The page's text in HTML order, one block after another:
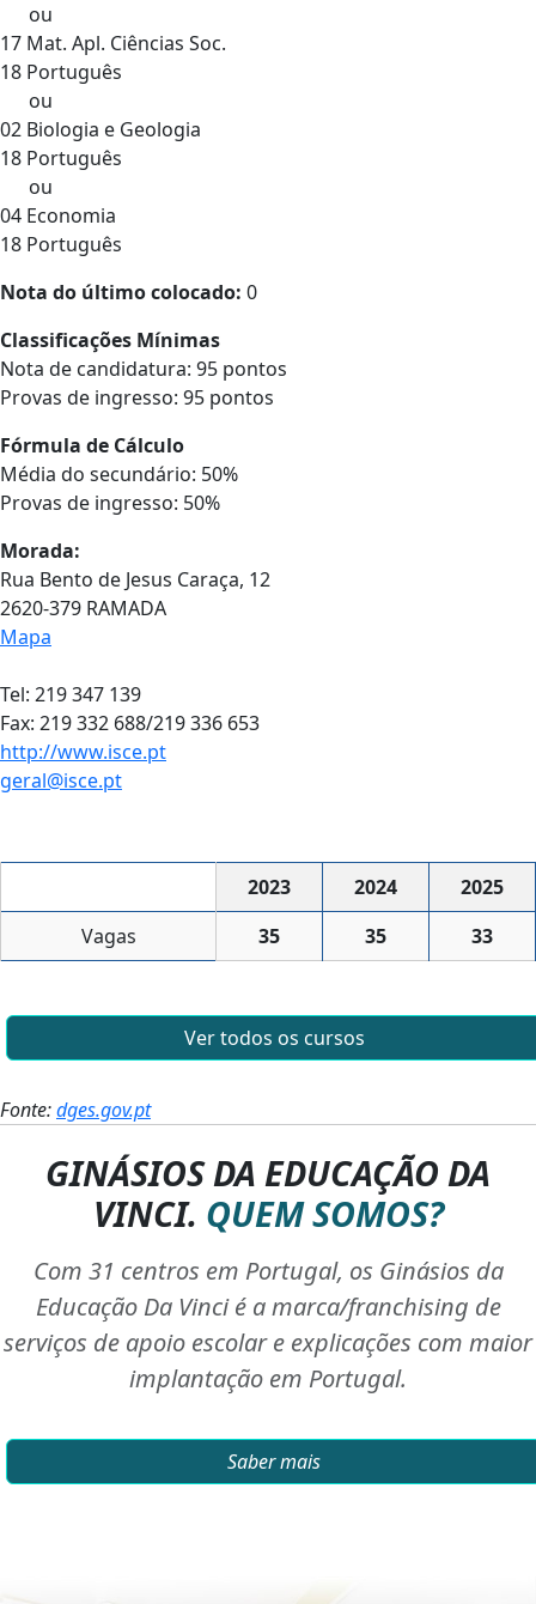
ou
17 Mat. Apl. Ciências Soc.
18 Português
ou
02 Biologia e Geologia
18 Português
ou
04 Economia
18 Português
Nota do último colocado: 0
Classificações Mínimas
Nota de candidatura: 95 pontos
Provas de ingresso: 95 pontos
Fórmula de Cálculo
Média do secundário: 50%
Provas de ingresso: 50%
Morada:
Rua Bento de Jesus Caraça, 12
2620-379 RAMADA
Mapa
Tel: 219 347 139
Fax: 219 332 688/219 336 653
http://www.isce.pt
geral@isce.pt
2023 2024
2025
Vagas
35 35 33
Ver todos os cursos
Fonte:dges.gov.pt
GINÁSIOS DA EDUCAÇÃO DA
VINCI. QUEM SOMOS?
Com 31 centros em Portugal, os Ginásios da
Educação Da Vinci é a marca/franchising de
serviços de apoio escolar e explicações com maior
implantação em Portugal.
Saber mais